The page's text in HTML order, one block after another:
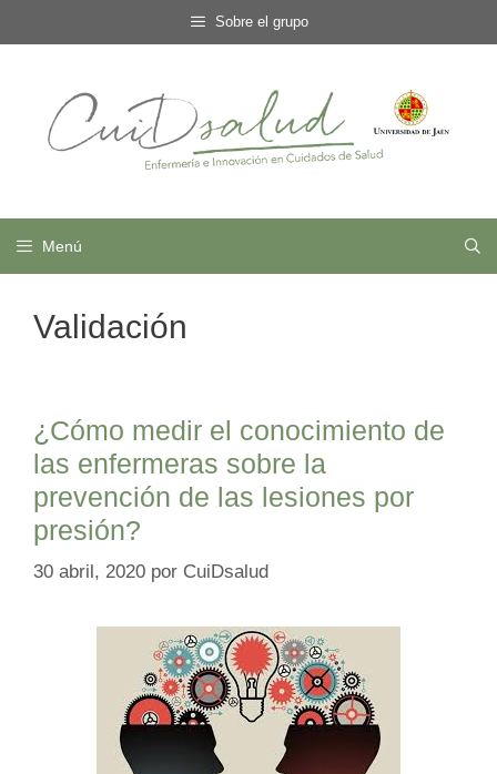
al
Sobre el grupo
Menú
Validación
¿Cómo medir el conocimiento de
las enfermeras sobre la
prevención de las lesiones por
presión?
30 abril, 2020 por CuiDsalud